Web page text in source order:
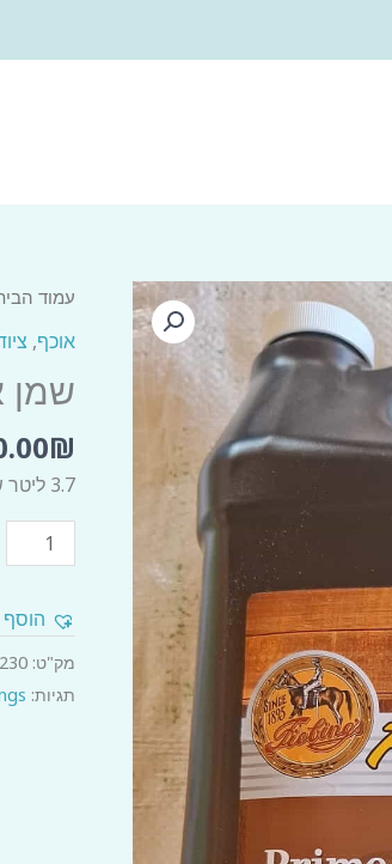
עמוד
אוכף,
שמן
₪
3.7 ליטר שמן אוכפים
כמות
של
אוכפים
מק"ט:
תגיות: